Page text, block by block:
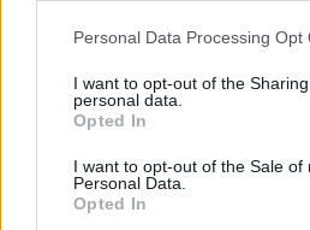
Personal Data Processing Opt
I want to opt-out of the
personal data.
Opted In
I want to opt-out of the Sale of
Personal Data.
Opted In
si fuera una app”. La
centro del debate algo tan
accionar un control sin
carretera.
La industria del automóvil